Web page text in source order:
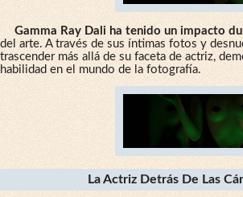
Gamma Ray Dali ha tenido un impacto
del arte. A través de sus íntimas fotos y
trascender más allá de su faceta de actriz,
habilidad en el mundo de la fotografía.
La Actriz Detrás De Las